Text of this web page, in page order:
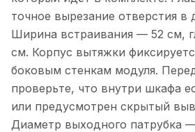
точное вырезание отверстия в
Ширина встраивания — 52 см,
см. Корпус вытяжки
боковым стенкам модуля.
проверьте, что внутри шкафа
или предусмотрен скрытый
Диаметр выходного патрубка